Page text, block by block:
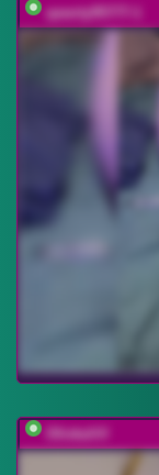
qwerty95777-1
OlivkaVif